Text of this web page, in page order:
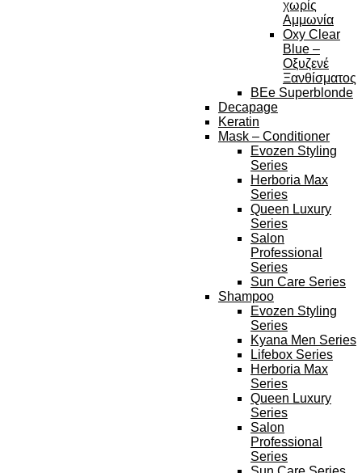
χωρίς
Αμμωνία
Oxy Clear
Blue –
Οξυζενέ
Ξανθίσματος
BEe Superblonde
Decapage
Keratin
Mask – Conditioner
Evozen Styling
Series
Herboria Max
Series
Queen Luxury
Series
Salon
Professional
Series
Sun Care Series
Shampoo
Evozen Styling
Series
Kyana Men Series
Lifebox Series
Herboria Max
Series
Queen Luxury
Series
Salon
Professional
Series